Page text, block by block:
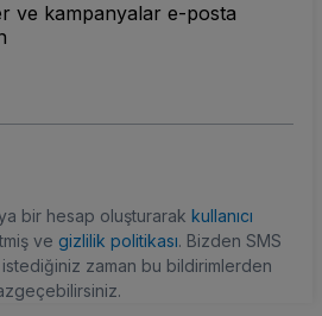
ve kampanyalar e-posta
bir hesap oluşturarak kullanıcı
ve gizlilik politikası. Bizden SMS
zaman bu bildirimlerden